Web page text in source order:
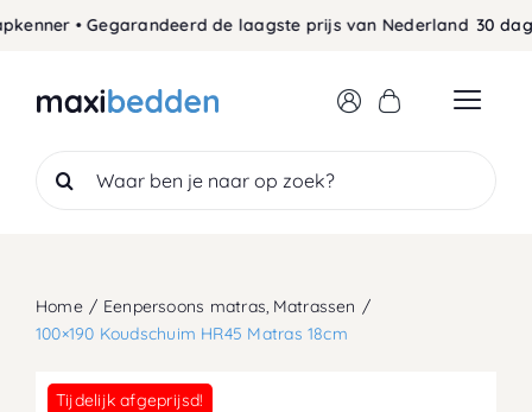
Skip
to
• Gegarandeerd de laagste prijs van Nederland 30 dagen
Search
for:
Home Eenpersoons matras Matrassen
100×190 Koudschuim HR45 Matras 18cm
Tijdelijk afgeprijsd!